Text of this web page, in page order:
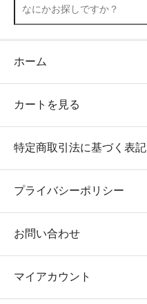
ホーム
カートを見る
特定商取引法に基づく表記
プライバシーポリシー
お問い合わせ
マイアカウント